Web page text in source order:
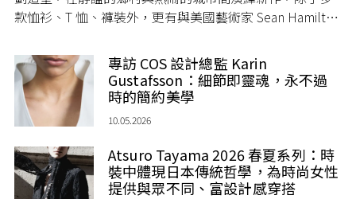
款恤衫、T 恤、褲裝外，更有與美國藝術家 Sean Hamilton
專訪 COS 設計總監 Karin
Gustafsson：細節即靈魂，永不過
時的簡約美學
10.05.2026
Atsuro Tayama 2026 春夏系列：時
裝中體現日本傳統哲學，為時尚女性
提供與眾不同、富設計感穿搭